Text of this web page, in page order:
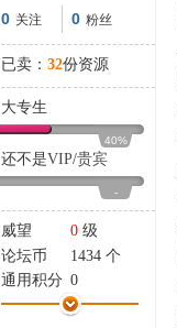
0 关注 0 粉丝
已卖： 32份资源
大专生
40%
还不是VIP/贵宾
-
威望 0 级
论坛币
1434 个
通用积分 0
学术水平
0 点